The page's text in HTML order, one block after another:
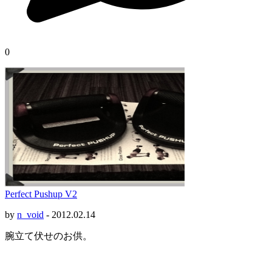
0
Perfect Pushup V2
by n_void - 2012.02.14
腕立て伏せのお供。